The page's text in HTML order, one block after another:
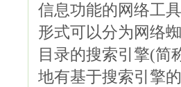
信息功能的网络工
形式可以分为网络
目录的搜索引擎(简
地有基于搜索引擎